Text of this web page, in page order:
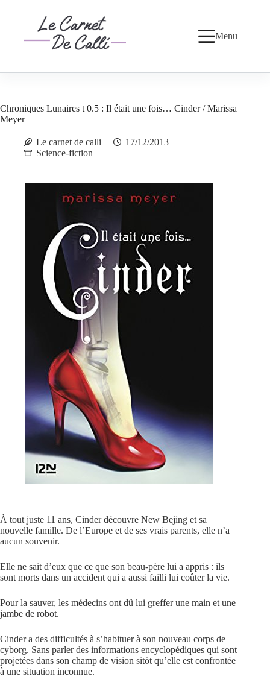
Menu
Chroniques Lunaires t 0.5 : Il était une fois… Cinder / Marissa
Meyer
Le carnet de calli
17/12/2013
Science-fiction
À tout juste 11 ans, Cinder découvre New Bejing et sa
nouvelle famille. De l’Europe et de ses vrais parents, elle n’a
aucun souvenir.
Elle ne sait d’eux que ce que son beau-père lui a appris : ils
sont morts dans un accident qui a aussi failli lui coûter la vie.
Pour la sauver, les médecins ont dû lui greffer une main et une
jambe de robot.
Cinder a des difficultés à s’habituer à son nouveau corps de
cyborg. Sans parler des informations encyclopédiques qui sont
projetées dans son champ de vision sitôt qu’elle est confrontée
à une situation inconnue.